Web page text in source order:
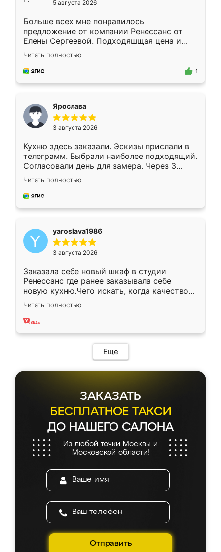
5 августа 2026
Больше всех мне понравилось
предложение от компании Ренессанс от
Елены Сергеевой. Подходяшщая цена и
короткие сроки изготовления. Приехавший
для замера сотрудник Владислав
предложил по моему эскизу самый
Читать полностью
1
Ярослава
3 августа 2026
Кухню здесь заказали. Эскизы прислали в
телеграмм. Выбрали наиболее подходящий.
Согласовали день для замера. Через 3
недели кухня была уже готова. Остались
довольны работой. Спасибо Ренессанс
мебель за качественную работу!
Читать полностью
yaroslava1986
3 августа 2026
Заказала себе новый шкаф в студии
Ренессанс где ранее заказывала себе
новую кухню.Чего искать, когда качеством
вполне довольна. Служит кухня уже почти
два года, нареканий нет.
Читать полностью
Еще
ЗАКАЗАТЬ
БЕСПЛАТНОЕ ТАКСИ
ДО НАШЕГО САЛОНА
Из любой точки Москвы и
Московской области!
Отправить